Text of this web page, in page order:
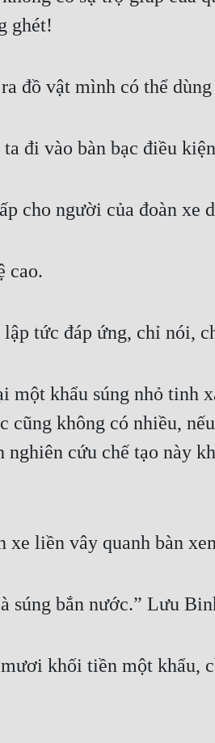
ghét!
đồ vật mình có thể
đi vào bàn bạc điều
cho người của đoàn xe
cao.
tức đáp ứng, chỉ nói,
một khẩu súng nhỏ tinh
cũng không có nhiều,
cứu chế tạo này
liền vây quanh bàn
súng bắn nước.” Lưu
khối tiền một khẩu,